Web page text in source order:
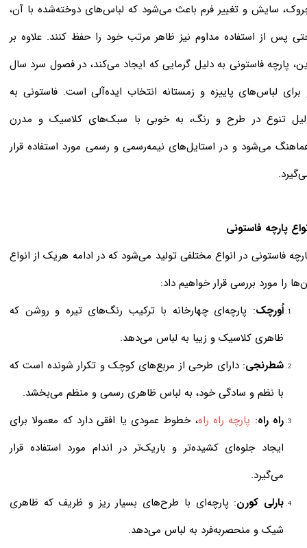
سایش و تغییر فرم باعث می‌شود که لباس‌های دوخته‌شده با آن،
پس از استفاده مداوم نیز ظاهر مرتب خود را حفظ کنند. علاوه بر
پارچه فاستونی به دلیل گرمایی که ایجاد می‌کند، در فصول سرد سال
برای لباس‌های پاییزه و زمستانه انتخاب ایده‌آلی است. فاستونی به
تنوع در طرح و رنگ، به خوبی با سبک‌های کلاسیک و مدرن
می‌شود و در استایل‌های نیمه‌رسمی و رسمی مورد استفاده قرار
پارچه فاستونی
فاستونی در انواع مختلفی تولید می‌شود که در ادامه هریک از انواع
را مورد بررسی قرار خواهیم داد:
اُورچک: پارچه‌ای چهارخانه با ترکیب رنگ‌های تیره و روشن که
ظاهری کلاسیک و زیبا به لباس می‌دهد.
شطرنجی: دارای طرحی از مربع‌های کوچک و تکرار شونده است که
با نظم و سادگی خود، به لباس ظاهری رسمی و منظم می‌بخشد.
راه راه: پارچه راه راه، خطوط عمودی یا افقی دارد که معمولا برای
ایجاد جلوه‌ای کشیده‌تر و باریک‌تر در اندام مورد استفاده قرار
می‌گیرد.
بارلی کورن: پارچه‌ای با طرح‌های بسیار ریز و ظریف که ظاهری
شیک و منحصربه‌فرد به لباس می‌دهد.